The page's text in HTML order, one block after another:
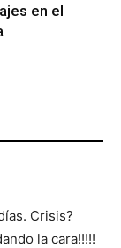
en el
Crisis?
la cara!!!!!